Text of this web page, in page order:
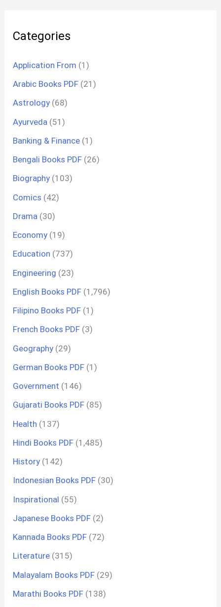
Categories
Application From (1)
Arabic Books PDF (21)
Astrology (68)
Ayurveda (51)
Banking & Finance (1)
Bengali Books PDF (26)
Biography (103)
Comics (42)
Drama (30)
Economy (19)
Education (737)
Engineering (23)
English Books PDF (1,796)
Filipino Books PDF (1)
French Books PDF (3)
Geography (29)
German Books PDF (1)
Government (146)
Gujarati Books PDF (85)
Health (137)
Hindi Books PDF (1,485)
History (142)
Indonesian Books PDF (30)
Inspirational (55)
Japanese Books PDF (2)
Kannada Books PDF (72)
Literature (315)
Malayalam Books PDF (29)
Marathi Books PDF (138)